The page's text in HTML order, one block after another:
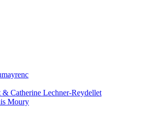
& Catherine Lechner-Reydellet
Moury